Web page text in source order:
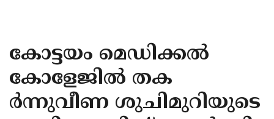
KANNUR
KASARAGOD
കോട്ടയം മെഡിക്കല്‍
കോളേജില്‍ തക
ര്‍ന്നുവീണ ശുചിമുറിയുടെ